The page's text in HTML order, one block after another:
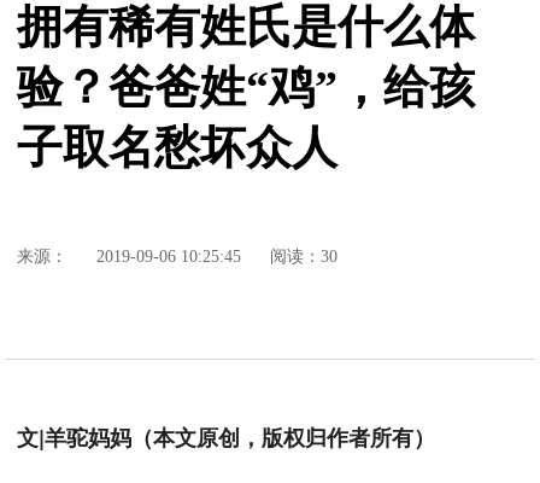
拥有稀有姓氏是什么体
验？爸爸姓“鸡”，给孩
子取名愁坏众人
来源： 2019-09-06 10:25:45 阅读：30
文|羊驼妈妈（本文原创，版权归作者所有）